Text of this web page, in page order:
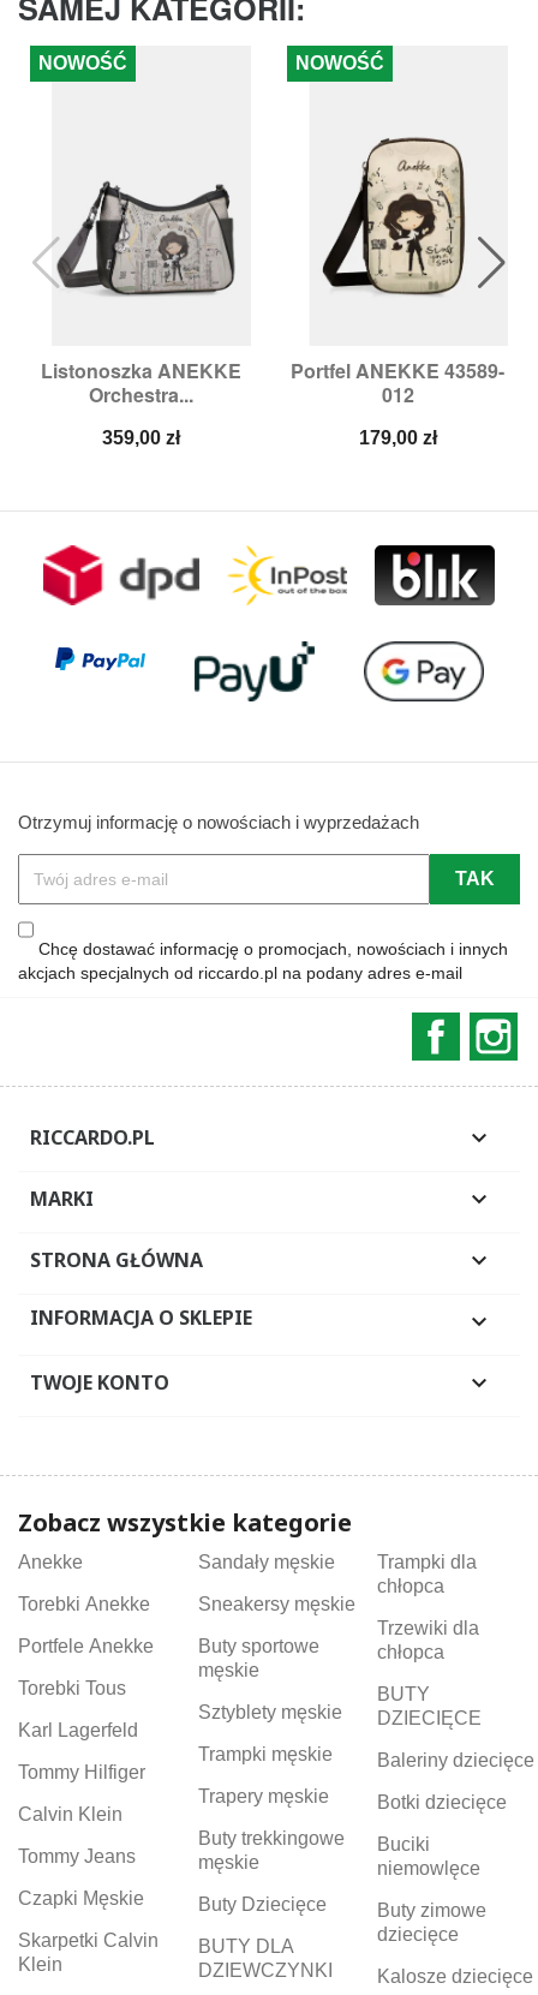
Listonoszka ANEKKE
Orchestra...
Cena
359,00 zł
NOWOŚĆ
Portfel ANEKKE 43589-
012
Cena
179,00 zł
NOWOŚĆ
Otrzymuj informację o nowościach i wyprzedażach
Chcę dostawać informację o promocjach, nowościach i innych
akcjach specjalnych od riccardo.pl na podany adres e-mail
RICCARDO.PL 
MARKI 
STRONA GŁÓWNA 
INFORMACJA O SKLEPIE 
TWOJE KONTO 
Zobacz wszystkie kategorie
Anekke
Torebki Anekke
Portfele Anekke
Torebki Tous
Karl Lagerfeld
Tommy Hilfiger
Calvin Klein
Tommy Jeans
Czapki Męskie
Skarpetki Calvin
Klein
Sandały męskie
Sneakersy męskie
Buty sportowe
męskie
Sztyblety męskie
Trampki męskie
Trapery męskie
Buty trekkingowe
męskie
Buty Dziecięce
BUTY DLA
DZIEWCZYNKI
Trampki dla
chłopca
Trzewiki dla
chłopca
BUTY
DZIECIĘCE
Baleriny dziecięce
Botki dziecięce
Buciki
niemowlęce
Buty zimowe
dziecięce
Kalosze dziecięce